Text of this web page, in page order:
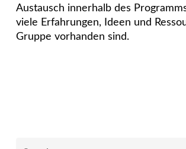
Austausch innerhalb des
viele Erfahrungen, Ideen und
Gruppe vorhanden sind.